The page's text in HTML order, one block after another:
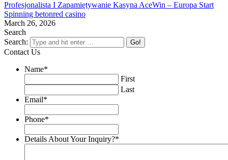
Profesjonalista I Zapamiętywanie Kasyna AceWin – Europa Start
Spinning betonred casino
March 26, 2026
Search
Search:
Contact Us
Name*
First
Last
Email*
Phone*
Details About Your Inquiry?*